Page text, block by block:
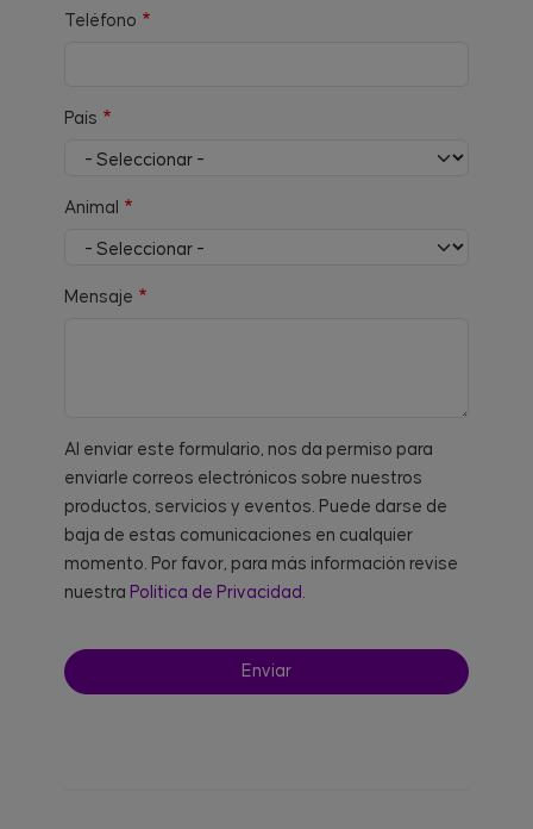
Teléfono
País
Animal
Mensaje
Al enviar este formulario, nos da permiso para
enviarle correos electrónicos sobre nuestros
productos, servicios y eventos. Puede darse de
baja de estas comunicaciones en cualquier
momento. Por favor, para más información revise
nuestra Política de Privacidad.